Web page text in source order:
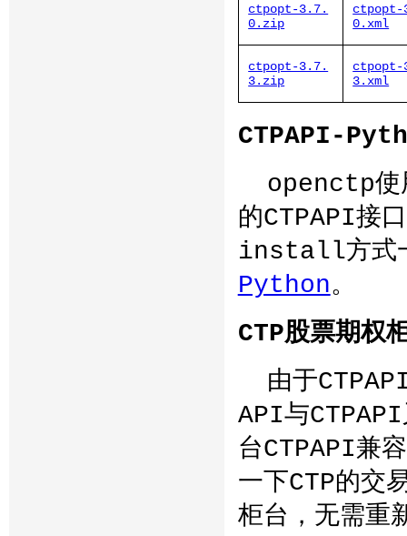
ctpopt-3.7.
0.zip
0.xml
ctpopt-3.7.
3.zip
3.xml
CTPAPI-
openctp使
的CTPAPI接
install方式一
Python。
CTP股票期权
由于
API与CTPAPI
台CTPAPI兼
一下CTP的交
柜台，无需重